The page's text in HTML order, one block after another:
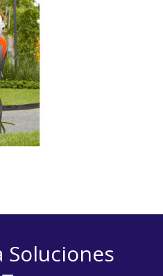
Soluciones